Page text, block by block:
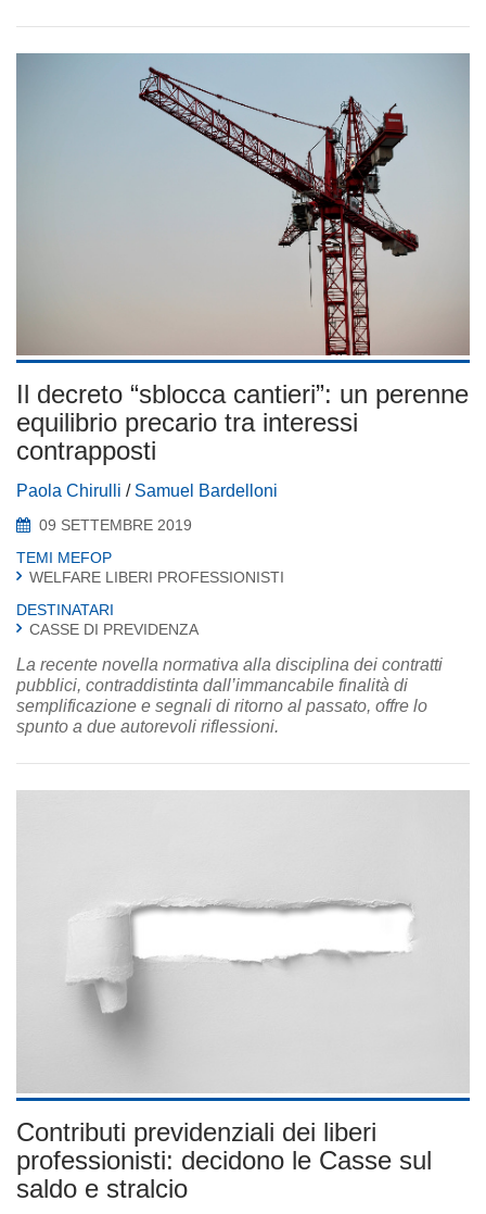
Il decreto “sblocca cantieri”: un perenne
equilibrio precario tra interessi
contrapposti
Paola Chirulli / Samuel Bardelloni
09 SETTEMBRE 2019
TEMI MEFOP
WELFARE LIBERI PROFESSIONISTI
DESTINATARI
CASSE DI PREVIDENZA
La recente novella normativa alla disciplina dei contratti
pubblici, contraddistinta dall’immancabile finalità di
semplificazione e segnali di ritorno al passato, offre lo
spunto a due autorevoli riflessioni.
Contributi previdenziali dei liberi
professionisti: decidono le Casse sul
saldo e stralcio